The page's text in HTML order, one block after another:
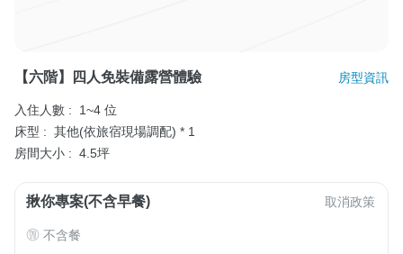
【六階】四人免裝備露營體驗 房型資訊
入住人數 :
1~4 位
床型 : 其他(依旅宿現場調配) * 1
房間大小 : 4.5坪
揪你專案(不含早餐) 取消政策
不含餐